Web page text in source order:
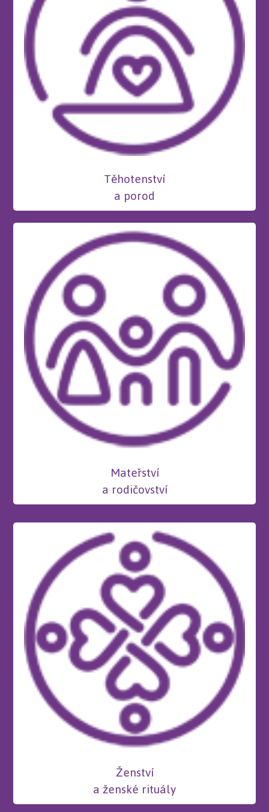
Těhotenství
a porod
Mateřství
a rodičovství
Ženství
a ženské rituály